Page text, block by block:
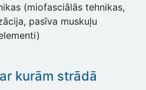
(miofasciālās tehnikas,
pasīva muskuļu
kurām strādā